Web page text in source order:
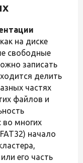
на диске
свободные
записать
делить
частях
файлов и
во многих
начало
его часть